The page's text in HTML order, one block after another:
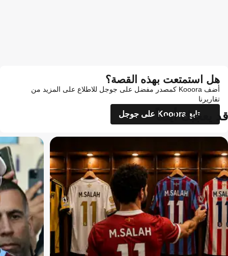
هل استمتعت بهذه القصة؟
أضف Kooora كمصدر مفضل على جوجل للاطلاع على المزيد من
تقاريرنا
تابع Kooora على جوجل
قد يعجبك أيضاً